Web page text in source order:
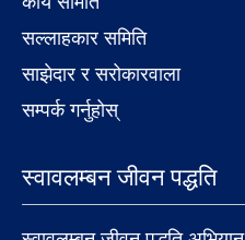
सल्लाहकार समिति
साझेदार र सरोकारवाला
सम्पर्क गर्नुहोस्
स्वावलम्बन जीवन पद्धति